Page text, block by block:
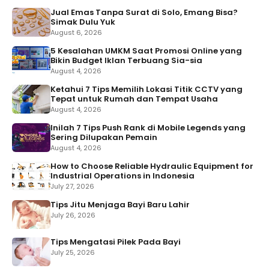
Jual Emas Tanpa Surat di Solo, Emang Bisa?
Simak Dulu Yuk
August 6, 2026
5 Kesalahan UMKM Saat Promosi Online yang
Bikin Budget Iklan Terbuang Sia-sia
August 4, 2026
Ketahui 7 Tips Memilih Lokasi Titik CCTV yang
Tepat untuk Rumah dan Tempat Usaha
August 4, 2026
Inilah 7 Tips Push Rank di Mobile Legends yang
Sering Dilupakan Pemain
August 4, 2026
How to Choose Reliable Hydraulic Equipment for
Industrial Operations in Indonesia
July 27, 2026
Tips Jitu Menjaga Bayi Baru Lahir
July 26, 2026
Tips Mengatasi Pilek Pada Bayi
July 25, 2026